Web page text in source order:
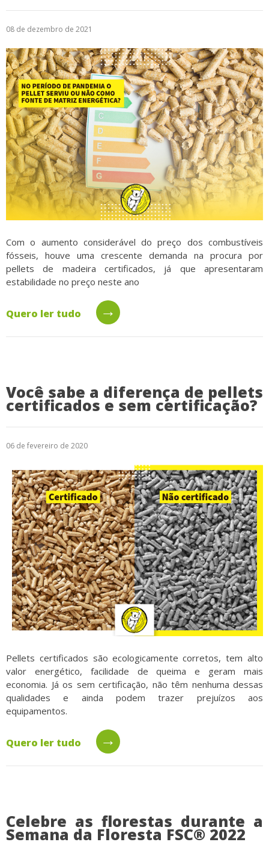
08 de dezembro de 2021
Com o aumento considerável do preço dos combustíveis
fósseis, houve uma crescente demanda na procura por
pellets de madeira certificados, já que apresentaram
estabilidade no preço neste ano
Quero ler tudo →
Você sabe a diferença de pellets
certificados e sem certificação?
06 de fevereiro de 2020
Pellets certificados são ecologicamente corretos, tem alto
valor energético, facilidade de queima e geram mais
economia. Já os sem certificação, não têm nenhuma dessas
qualidades e ainda podem trazer prejuízos aos
equipamentos.
Quero ler tudo →
Celebre as florestas durante a
Semana da Floresta FSC® 2022